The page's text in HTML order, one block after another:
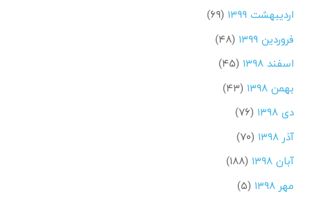
اردیبهشت ۱۳۹۹
(۶۹)
فروردین ۱۳۹۹
(۴۸)
اسفند ۱۳۹۸
(۴۵)
بهمن ۱۳۹۸
(۴۳)
دی ۱۳۹۸
(۷۶)
آذر ۱۳۹۸
(۷۰)
آبان ۱۳۹۸
(۱۸۸)
مهر ۱۳۹۸
(۵)